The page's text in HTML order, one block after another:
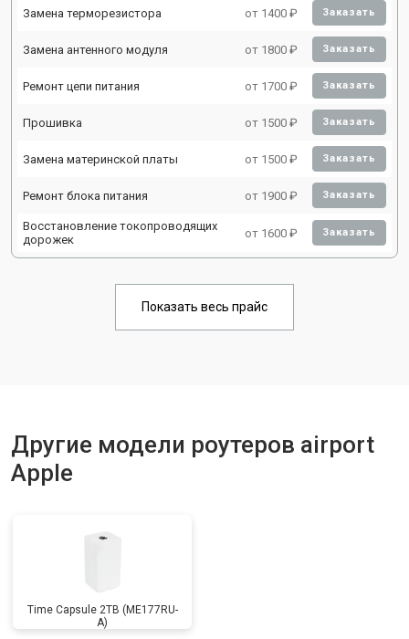
Замена терморезистора от 1400 ₽ Заказать
Замена антенного модуля от 1800 ₽ Заказать
Ремонт цепи питания от 1700 ₽ Заказать
Прошивка от 1500 ₽ Заказать
Замена материнской платы от 1500 ₽ Заказать
Ремонт блока питания от 1900 ₽ Заказать
Восстановление токопроводящих
дорожек
от 1600 ₽ Заказать
Показать весь прайс
Другие модели роутеров airport
Apple
Time Capsule 2TB (ME177RU-
A)